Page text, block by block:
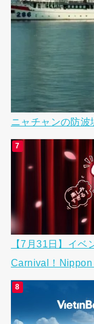
ニャチャンの防
【7月31日】イ
Carnival！Nippon